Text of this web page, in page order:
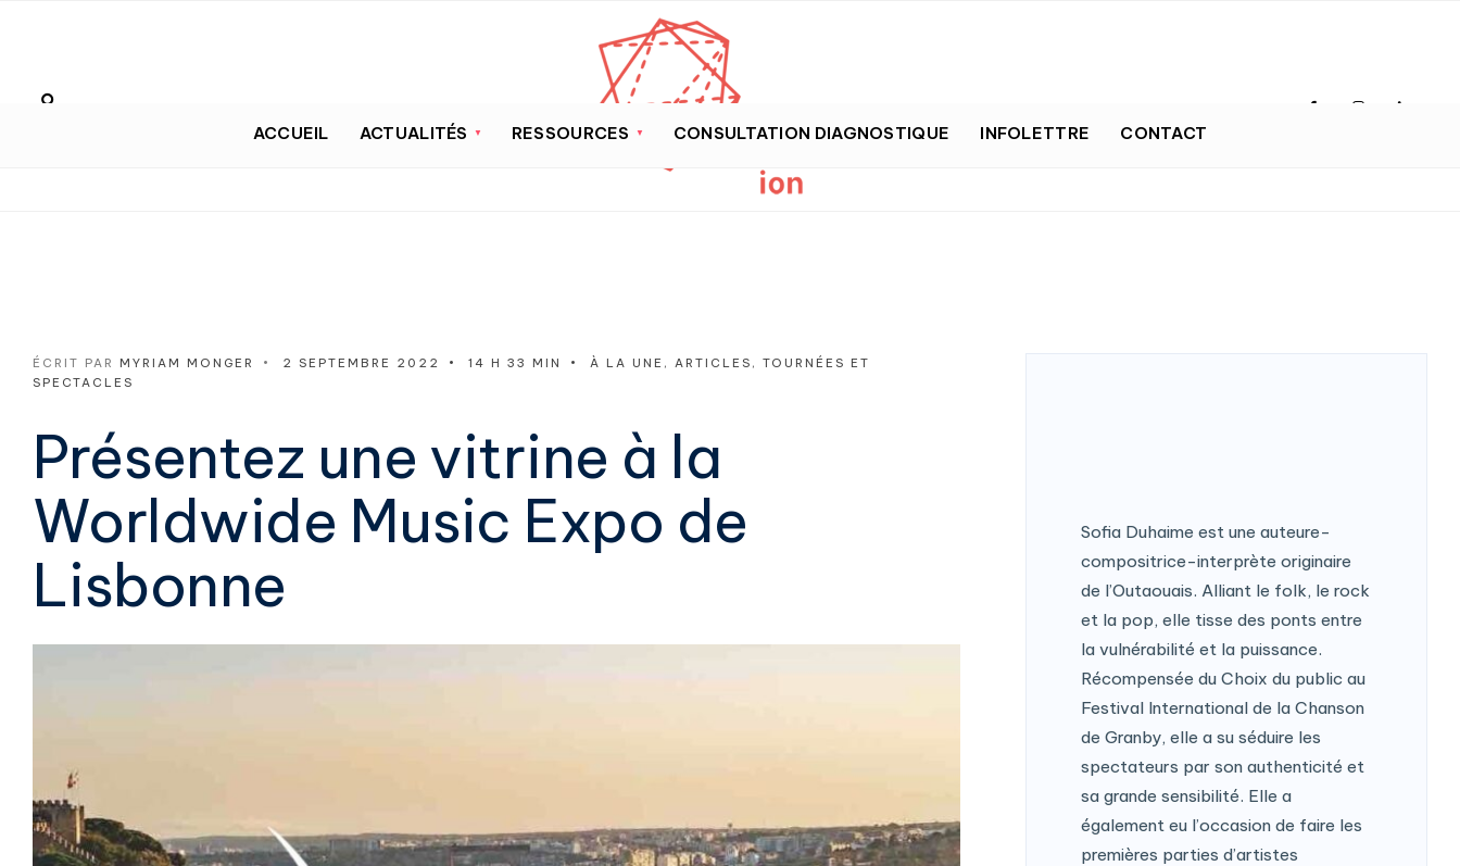
ACCUEIL ACTUALITÉS RESSOURCES CONSULTATION DIAGNOSTIQUE INFOLETTRE CONTACT
ÉCRIT PAR MYRIAM MONGER • 2 SEPTEMBRE 2022 • 14 H 33 MIN • À LA UNE , ARTICLES , TOURNÉES ET
SPECTACLES
Présentez une vitrine à la
Worldwide Music Expo de
Lisbonne
Sofia Duhaime est une auteure-
compositrice-interprète originaire
de l’Outaouais. Alliant le folk, le rock
et la pop, elle tisse des ponts entre
la vulnérabilité et la puissance.
Récompensée du Choix du public au
Festival International de la Chanson
de Granby, elle a su séduire les
spectateurs par son authenticité et
sa grande sensibilité. Elle a
également eu l’occasion de faire les
premières parties d’artistes